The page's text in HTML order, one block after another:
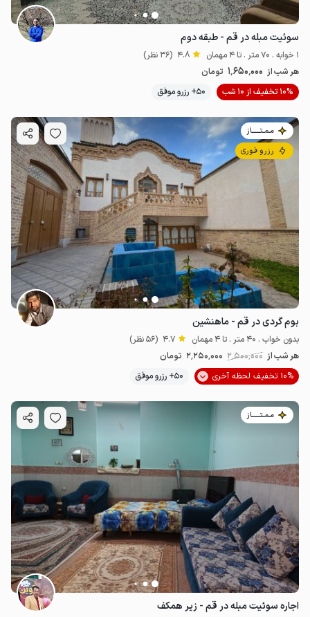
سوئیت مبله در قم - طبقه دوم
1 خوابه . 70 متر . تا 4 مهمان 4.8 (36 نظر)
هر شب از 1٬650٬000 تومان
10% تخفیف از 10 شب
50+ رزرو موفق
مـمـتــــــاز
رزرو فوری
بوم گردی در قم - ماهنشین
بدون خواب . 40 متر . تا 4 مهمان 4.7 (56 نظر)
هر شب از 2٬500٬000 2٬250٬000 تومان
10% تخفیف لحظه آخری
50+ رزرو موفق
مـمـتــــــاز
اجاره سوئیت مبله در قم - زیر همکف